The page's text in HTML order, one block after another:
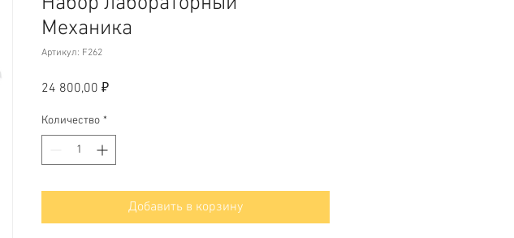
Механика
Артикул: F262
24 800,00 ₽Цена
Количество *
Добавить в корзину